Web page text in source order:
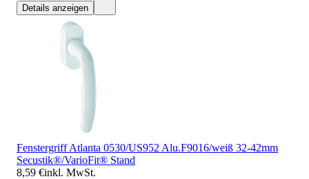
Details anzeigen
Fenstergriff Atlanta 0530/US952 Alu.F9016/weiß 32-42mm
Secustik®/VarioFit® Stand
8,59 €inkl. MwSt.